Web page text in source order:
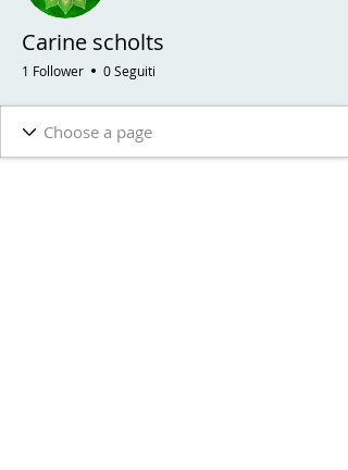
Carine scholts
1 Follower 0 Seguiti